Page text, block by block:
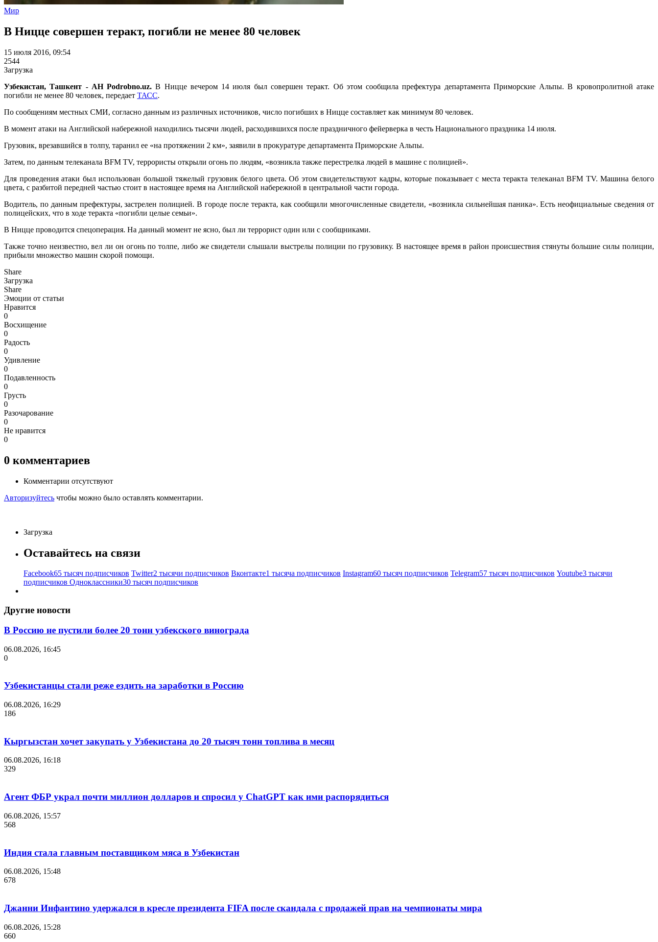
Мир
В Ницце совершен теракт, погибли не менее 80 человек
15 июля 2016, 09:54
2544
Загрузка
Узбекистан, Ташкент - АН Podrobno.uz. В Ницце вечером 14 июля был совершен теракт. Об этом сообщила префектура департамента Приморские Альпы. В кровопролитной атаке
погибли не менее 80 человек, передает ТАСС.
По сообщениям местных СМИ, согласно данным из различных источников, число погибших в Ницце составляет как минимум 80 человек.
В момент атаки на Английской набережной находились тысячи людей, расходившихся после праздничного фейерверка в честь Национального праздника 14 июля.
Грузовик, врезавшийся в толпу, таранил ее «на протяжении 2 км», заявили в прокуратуре департамента Приморские Альпы.
Затем, по данным телеканала BFM TV, террористы открыли огонь по людям, «возникла также перестрелка людей в машине с полицией».
Для проведения атаки был использован большой тяжелый грузовик белого цвета. Об этом свидетельствуют кадры, которые показывает с места теракта телеканал BFM TV. Машина белого
цвета, с разбитой передней частью стоит в настоящее время на Английской набережной в центральной части города.
Водитель, по данным префектуры, застрелен полицией. В городе после теракта, как сообщили многочисленные свидетели, «возникла сильнейшая паника». Есть неофициальные сведения от
полицейских, что в ходе теракта «погибли целые семьи».
В Ницце проводится спецоперация. На данный момент не ясно, был ли террорист один или с сообщниками.
Также точно неизвестно, вел ли он огонь по толпе, либо же свидетели слышали выстрелы полиции по грузовику. В настоящее время в район происшествия стянуты большие силы полиции,
прибыли множество машин скорой помощи.
Share
Загрузка
Share
Эмоции от статьи
Нравится
0
Восхищение
0
Радость
0
Удивление
0
Подавленность
0
Грусть
0
Разочарование
0
Не нравится
0
0 комментариев
Комментарии отсутствуют
Авторизуйтесь чтобы можно было оставлять комментарии.
Загрузка
Оставайтесь на связи
Facebook65 тысяч подписчиков Twitter2 тысячи подписчиков Вконтакте1 тысяча подписчиков Instagram60 тысяч подписчиков Telegram57 тысяч подписчиков Youtube3 тысячи
подписчиков Одноклассники30 тысяч подписчиков
Другие новости
В Россию не пустили более 20 тонн узбекского винограда
06.08.2026, 16:45
0
Узбекистанцы стали реже ездить на заработки в Россию
06.08.2026, 16:29
186
Кыргызстан хочет закупать у Узбекистана до 20 тысяч тонн топлива в месяц
06.08.2026, 16:18
329
Агент ФБР украл почти миллион долларов и спросил у ChatGPT как ими распорядиться
06.08.2026, 15:57
568
Индия стала главным поставщиком мяса в Узбекистан
06.08.2026, 15:48
678
Джанни Инфантино удержался в кресле президента FIFA после скандала с продажей прав на чемпионаты мира
06.08.2026, 15:28
660